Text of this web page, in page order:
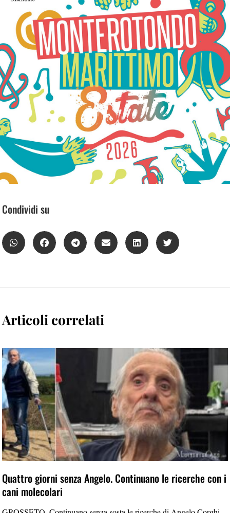
Condividi su
Articoli correlati
Quattro giorni senza Angelo. Continuano le ricerche con i
cani molecolari